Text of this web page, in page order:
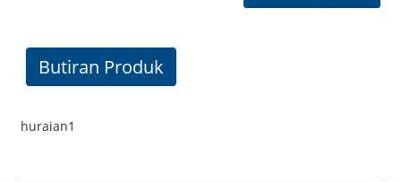
Butiran Produk
huraian1